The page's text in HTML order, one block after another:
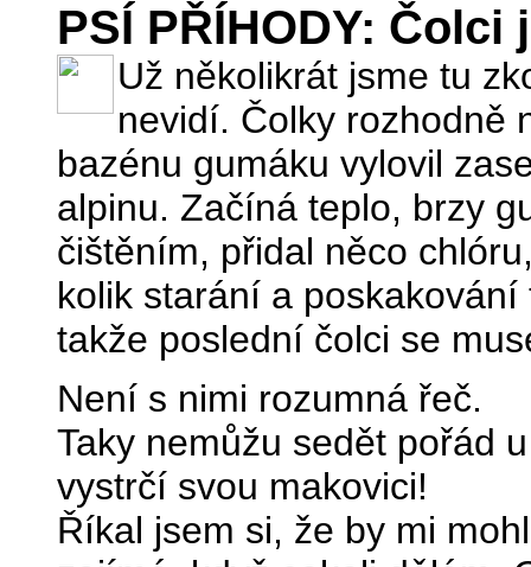
PSÍ PŘÍHODY:
Už několikrát jsme tu
nevidí. Čolky rozhodně
bazénu gumáku vylovil
alpinu. Začíná teplo, brzy
čištěním, přidal něco
kolik starání a
takže poslední čolci se
Není s nimi rozumná řeč.
Taky nemůžu sedět pořád
vystrčí svou makovici!
Říkal jsem si, že by mi